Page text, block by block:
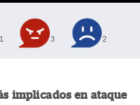
1 3 2
implicados en ataque